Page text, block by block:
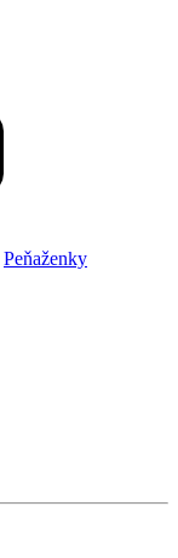
Peňaženky